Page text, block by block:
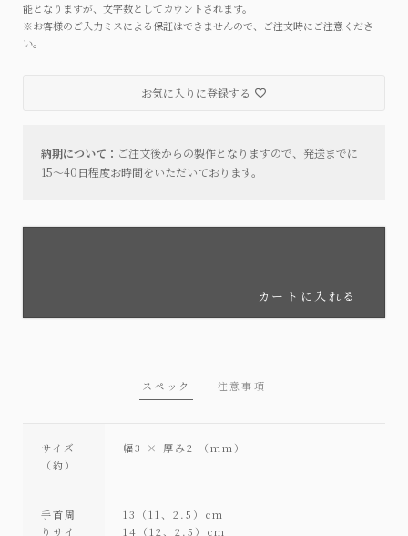
スペック 注意事項
サイズ
（約）
幅3 × 厚み2 （mm）
手首周
りサイ
13（11、2.5）cm
14（12、2.5）cm
能となりますが、文字数としてカウントされます。
※お客様のご入力ミスによる保証はできませんので、ご注文時にご注意くださ
い。
納期について： ご注文後からの製作となりますので、発送までに
15～40日程度お時間をいただいております。
お気に入りに登録する
カートに入れる